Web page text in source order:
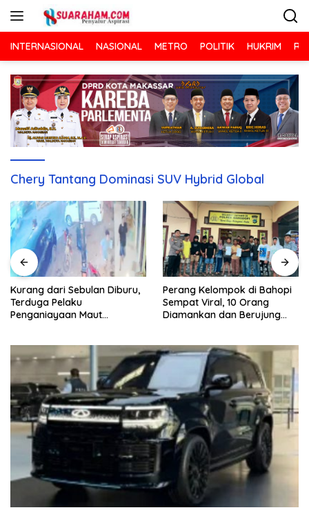
INTERNASIONAL NASIONAL METRO POLITIK HUKRIM
Chery Tantang Dominasi SUV Hybrid Global
Kurang dari Sebulan Diburu,
Terduga Pelaku
Penganiayaan Maut
Perang Kelompok di Bahopi
Sempat Viral, 10 Orang
Diamankan dan Berujung